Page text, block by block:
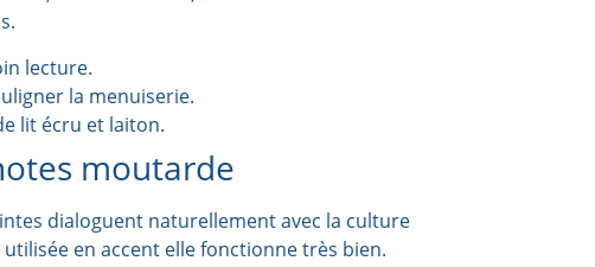
lecture.
la menuiserie.
lit écru et laiton.
moutarde
dialoguent naturellement avec la culture
en accent elle fonctionne très bien.